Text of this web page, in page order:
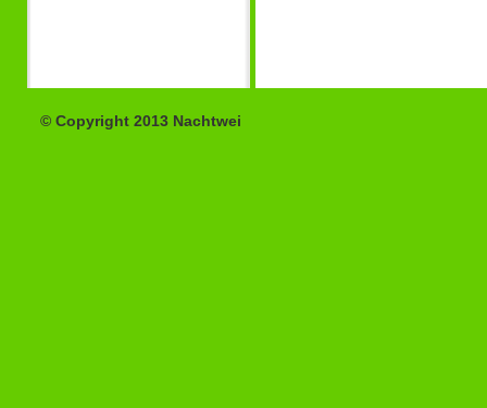
© Copyright 2013 Nachtwei